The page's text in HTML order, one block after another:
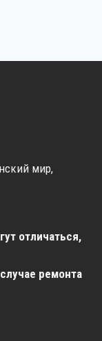
мир,
отличаться,
ремонта